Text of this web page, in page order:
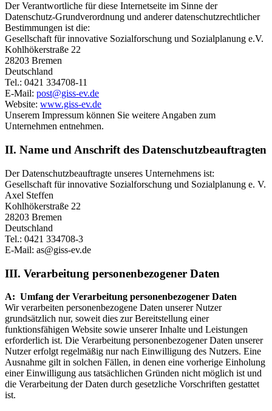
Der Verantwortliche für diese Internetseite im Sinne der
Datenschutz-Grundverordnung und anderer datenschutzrechtlicher
Bestimmungen ist die:
Gesellschaft für innovative Sozialforschung und Sozialplanung e.V.
Kohlhökerstraße 22
28203 Bremen
Deutschland
Tel.: 0421 334708-11
E-Mail: post@giss-ev.de
Website: www.giss-ev.de
Unserem Impressum können Sie weitere Angaben zum
Unternehmen entnehmen.
II. Name und Anschrift des Datenschutzbeauftragten
Der Datenschutzbeauftragte unseres Unternehmens ist:
Gesellschaft für innovative Sozialforschung und Sozialplanung e. V.
Axel Steffen
Kohlhökerstraße 22
28203 Bremen
Deutschland
Tel.: 0421 334708-3
E-Mail: as@giss-ev.de
III. Verarbeitung personenbezogener Daten
A: Umfang der Verarbeitung personenbezogener Daten
Wir verarbeiten personenbezogene Daten unserer Nutzer
grundsätzlich nur, soweit dies zur Bereitstellung einer
funktionsfähigen Website sowie unserer Inhalte und Leistungen
erforderlich ist. Die Verarbeitung personenbezogener Daten unserer
Nutzer erfolgt regelmäßig nur nach Einwilligung des Nutzers. Eine
Ausnahme gilt in solchen Fällen, in denen eine vorherige Einholung
einer Einwilligung aus tatsächlichen Gründen nicht möglich ist und
die Verarbeitung der Daten durch gesetzliche Vorschriften gestattet
ist.